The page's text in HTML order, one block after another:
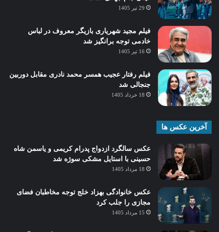
29 تیر 1405
فیلم مجید شهریاری بازیگر معروف در لباس
خادمی توجه برانگیز شد
16 تیر 1405
فیلم رفتار عجیب همسر محمد نادری مقابل دوربین
جنجالی شد
18 خرداد 1405
آخرین عکس ها
عکس سالگرد ازدواج پدرام کریمی و یاسمن شاه‌
حسینی با استایل مشکی سوژه شد
18 مرداد 1405
عکس خانوادگی بهزاد خلج توجه مخاطبان فضای
مجازی را جلب کرد
15 مرداد 1405